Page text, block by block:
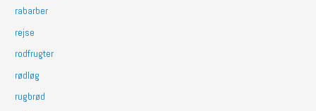
rabarber
rejse
rodfrugter
rødløg
rugbrød